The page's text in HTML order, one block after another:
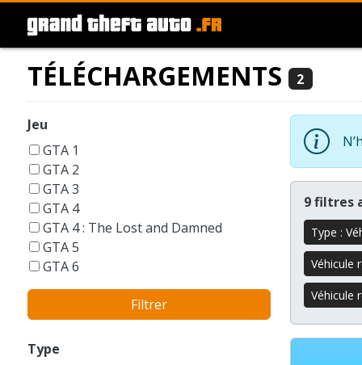
TÉLÉCHARGEMENTS 2
Jeu
GTA 1
GTA 2
GTA 3
GTA 4
GTA 4 : The Lost and Damned
GTA 5
GTA 6
GTA Liberty City Stories
GTA London 1969
GTA San Andreas
GTA Vice City
Filtrer
Type
9 filtres
Type :
Véhicule
Véhicule